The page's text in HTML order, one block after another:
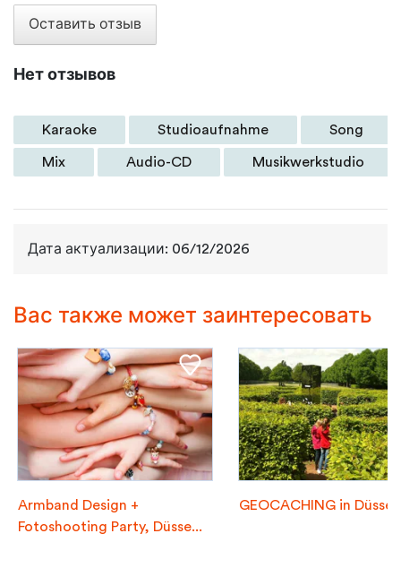
Оставить отзыв
Нет отзывов
Karaoke Studioaufnahme Song
Mix Audio-CD Musikwerkstudio
Дата актуализации: 06/12/2026
Вас также может заинтересовать
Armband Design +
Fotoshooting Party, Düsse...
GEOCACHING in